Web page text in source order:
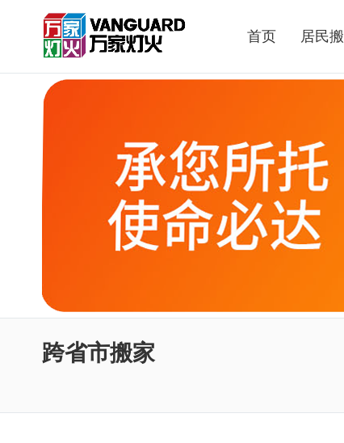
首页 居民
跨省市搬家